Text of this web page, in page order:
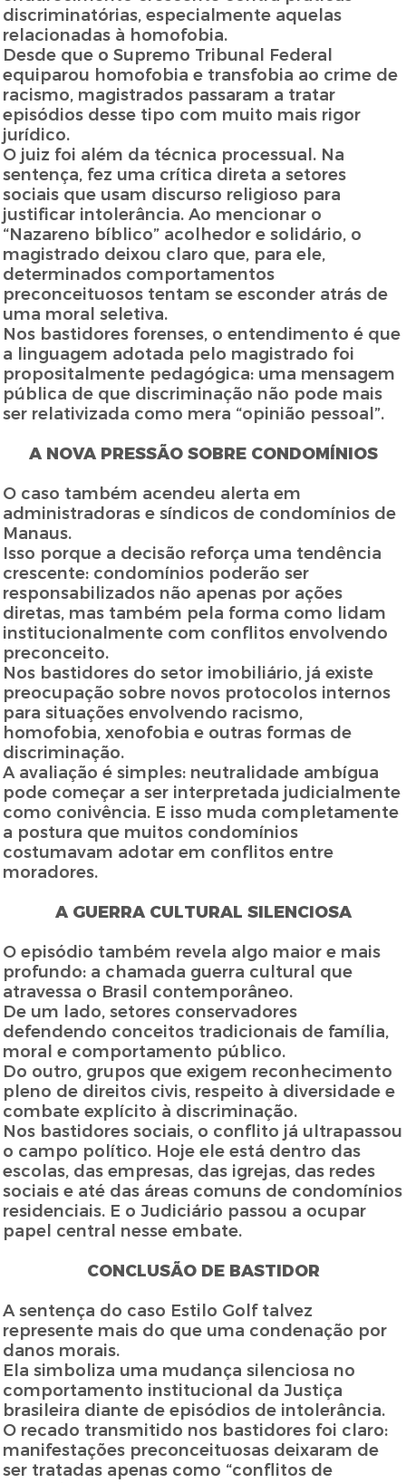
discriminatórias, especialmente aquelas
relacionadas à homofobia.
Desde que o Supremo Tribunal Federal
equiparou homofobia e transfobia ao crime de
racismo, magistrados passaram a tratar
episódios desse tipo com muito mais rigor
jurídico.
O juiz foi além da técnica processual. Na
sentença, fez uma crítica direta a setores
sociais que usam discurso religioso para
justificar intolerância. Ao mencionar o
“Nazareno bíblico” acolhedor e solidário, o
magistrado deixou claro que, para ele,
determinados comportamentos
preconceituosos tentam se esconder atrás de
uma moral seletiva.
Nos bastidores forenses, o entendimento é que
a linguagem adotada pelo magistrado foi
propositalmente pedagógica: uma mensagem
pública de que discriminação não pode mais
ser relativizada como mera “opinião pessoal”.
A NOVA PRESSÃO SOBRE CONDOMÍNIOS
O caso também acendeu alerta em
administradoras e síndicos de condomínios de
Manaus.
Isso porque a decisão reforça uma tendência
crescente: condomínios poderão ser
responsabilizados não apenas por ações
diretas, mas também pela forma como lidam
institucionalmente com conflitos envolvendo
preconceito.
Nos bastidores do setor imobiliário, já existe
preocupação sobre novos protocolos internos
para situações envolvendo racismo,
homofobia, xenofobia e outras formas de
discriminação.
A avaliação é simples: neutralidade ambígua
pode começar a ser interpretada judicialmente
como conivência. E isso muda completamente
a postura que muitos condomínios
costumavam adotar em conflitos entre
moradores.
A GUERRA CULTURAL SILENCIOSA
O episódio também revela algo maior e mais
profundo: a chamada guerra cultural que
atravessa o Brasil contemporâneo.
De um lado, setores conservadores
defendendo conceitos tradicionais de família,
moral e comportamento público.
Do outro, grupos que exigem reconhecimento
pleno de direitos civis, respeito à diversidade e
combate explícito à discriminação.
Nos bastidores sociais, o conflito já ultrapassou
o campo político. Hoje ele está dentro das
escolas, das empresas, das igrejas, das redes
sociais e até das áreas comuns de condomínios
residenciais. E o Judiciário passou a ocupar
papel central nesse embate.
CONCLUSÃO DE BASTIDOR
A sentença do caso Estilo Golf talvez
represente mais do que uma condenação por
danos morais.
Ela simboliza uma mudança silenciosa no
comportamento institucional da Justiça
brasileira diante de episódios de intolerância.
O recado transmitido nos bastidores foi claro:
manifestações preconceituosas deixaram de
ser tratadas apenas como “conflitos de